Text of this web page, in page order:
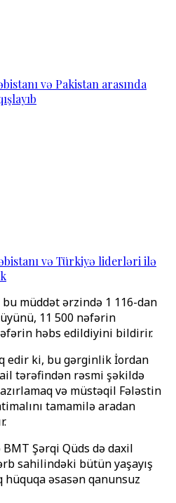
və Pakistan arasında
və Türkiyə liderləri ilə
müddət ərzində 1 116-dan
11 500 nəfərin
həbs edildiyini bildirir.
edir ki, bu gərginlik İordan
tərəfindən rəsmi şəkildə
və müstəqil Fələstin
tamamilə aradan
Şərqi Qüds də daxil
sahilindəki bütün yaşayış
əsasən qanunsuz